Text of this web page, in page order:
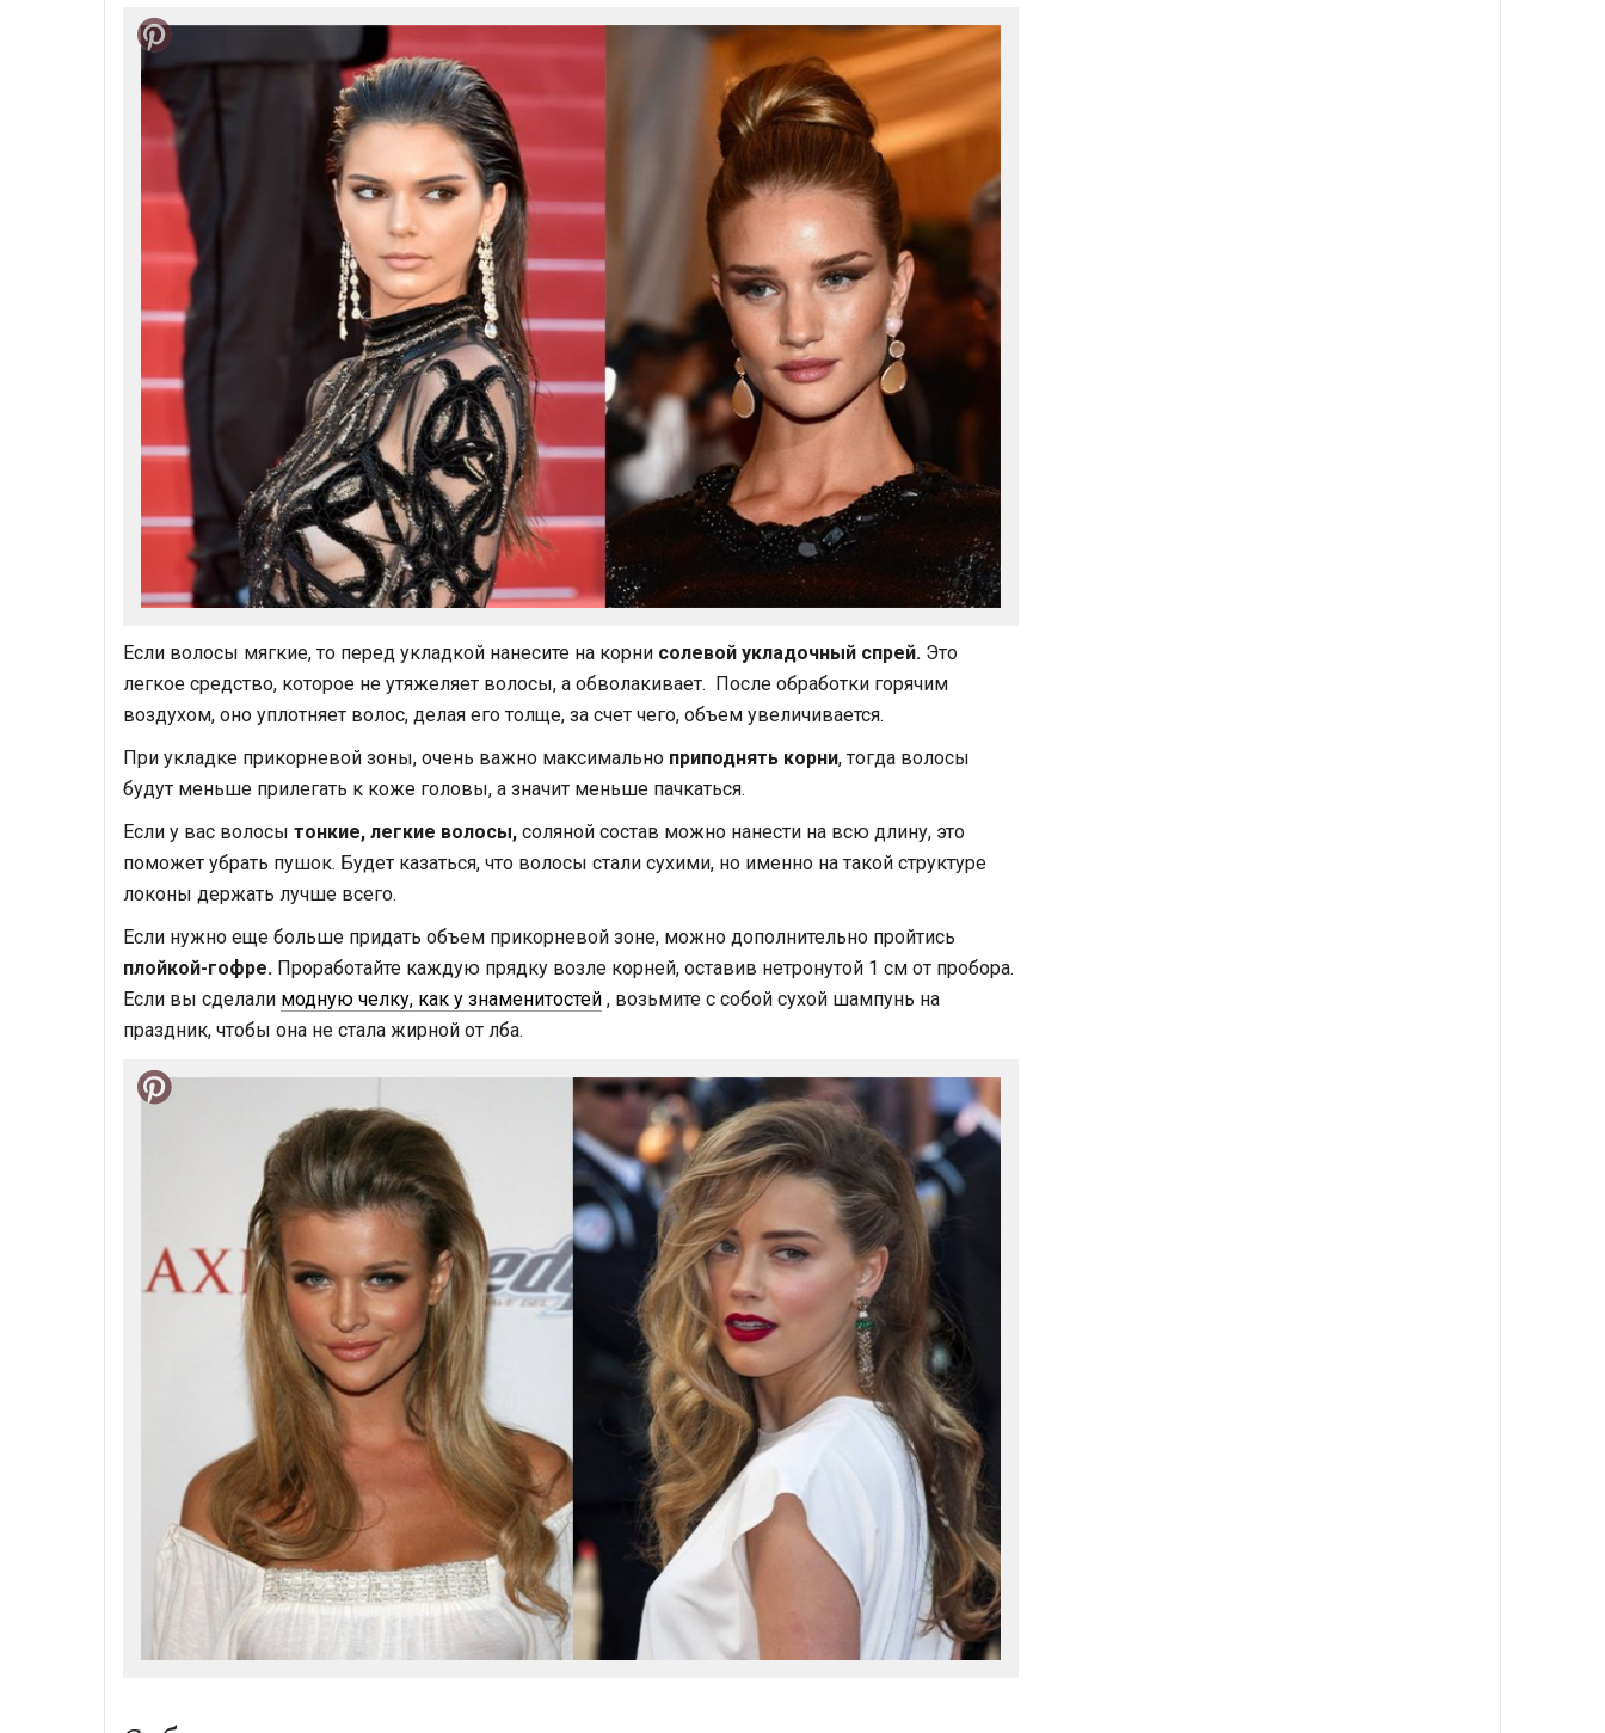
Если волосы мягкие, то перед укладкой нанесите на корни солевой укладочный спрей. Это
легкое средство, которое не утяжеляет волосы, а обволакивает. После обработки горячим
воздухом, оно уплотняет волос, делая его толще, за счет чего, объем увеличивается.
При укладке прикорневой зоны, очень важно максимально приподнять корни, тогда волосы
будут меньше прилегать к коже головы, а значит меньше пачкаться.
Если у вас волосы тонкие, легкие волосы, соляной состав можно нанести на всю длину, это
поможет убрать пушок. Будет казаться, что волосы стали сухими, но именно на такой структуре
локоны держать лучше всего.
Если нужно еще больше придать объем прикорневой зоне, можно дополнительно пройтись
плойкой-гофре. Проработайте каждую прядку возле корней, оставив нетронутой 1 см от пробора.
Если вы сделали модную челку, как у знаменитостей , возьмите с собой сухой шампунь на
праздник, чтобы она не стала жирной от лба.